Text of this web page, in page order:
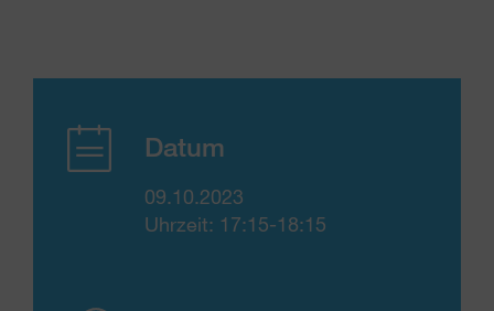
Datum
09.10.2023
Uhrzeit: 17:15-18:15